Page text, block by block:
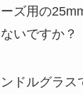
ズ用の
いですか？
ドルグラス